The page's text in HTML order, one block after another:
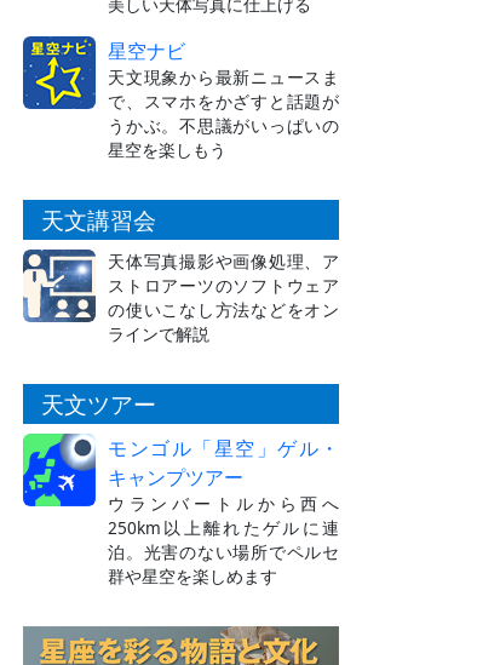
星空ナビ
天文現象から最新ニュースま
で、スマホをかざすと話題が
うかぶ。不思議がいっぱいの
星空を楽しもう
天文講習会
天体写真撮影や画像処理、ア
ストロアーツのソフトウェア
の使いこなし方法などをオン
ラインで解説
天文ツアー
モンゴル「星空」ゲル・
キャンプツアー
ウランバートルから西へ
250km以上離れたゲルに連
泊。光害のない場所でペルセ
群や星空を楽しめます